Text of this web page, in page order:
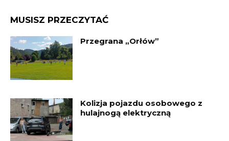
MUSISZ PRZECZYTAĆ
Przegrana „Orłów”
Kolizja pojazdu osobowego z
hulajnogą elektryczną